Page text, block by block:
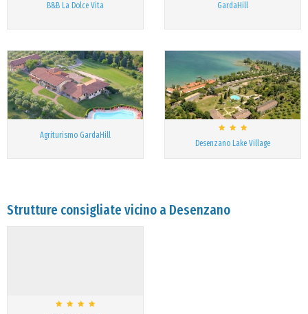
B&B La Dolce Vita GardaHill
Agriturismo GardaHill
Desenzano Lake Village
Strutture consigliate vicino a Desenzano